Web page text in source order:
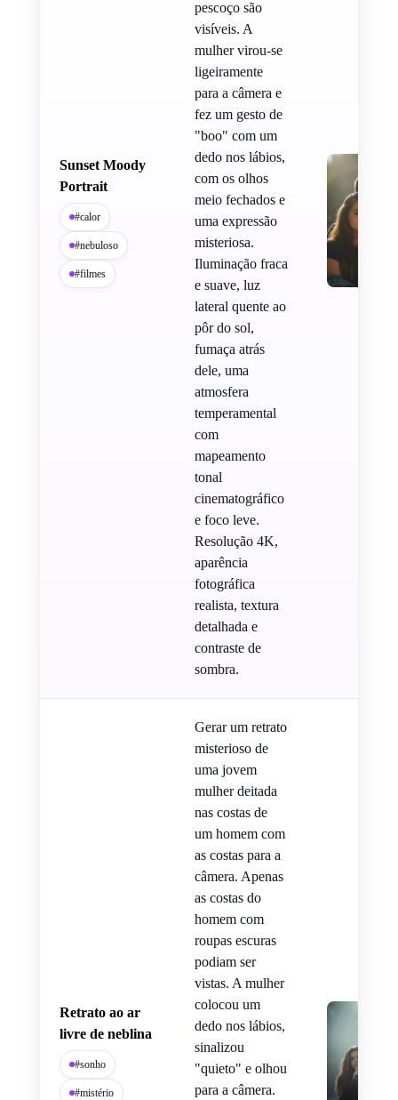
Sunset Moody
Portrait
#calor
#nebuloso
#filmes
pescoço são
visíveis. A
mulher virou-se
ligeiramente
para a câmera e
fez um gesto de
"boo" com um
dedo nos lábios,
com os olhos
meio fechados e
uma expressão
misteriosa.
Iluminação fraca
e suave, luz
lateral quente ao
pôr do sol,
fumaça atrás
dele, uma
atmosfera
temperamental
com
mapeamento
tonal
cinematográfico
e foco leve.
Resolução 4K,
aparência
fotográfica
realista, textura
detalhada e
contraste de
sombra.
Retrato ao ar
livre de neblina
#sonho
#mistério
Gerar um retrato
misterioso de
uma jovem
mulher deitada
nas costas de
um homem com
as costas para a
câmera. Apenas
as costas do
homem com
roupas escuras
podiam ser
vistas. A mulher
colocou um
dedo nos lábios,
sinalizou
"quieto" e olhou
para a câmera.